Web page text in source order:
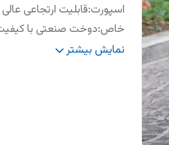
اسپورت:قابلیت ارتجاعی
خاص:دوخت صنعتی با
با کیفیت:
.
نمایش بیشتر